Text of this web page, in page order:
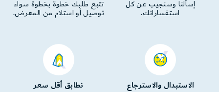
إسألنا وسنجيب عن كل
استفساراتك.
تتبع طلبك خطوة بخطوة سواء
توصيل أو استلام من المعرض.
الاستبدال والاسترجاع
نطابق أقل سعر